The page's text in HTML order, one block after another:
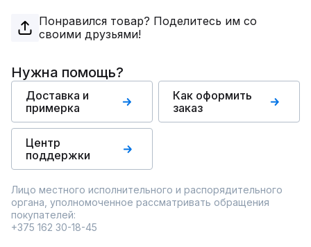
Понравился товар? Поделитесь им со
своими друзьями!
Нужна помощь?
Доставка и
примерка
Как оформить
заказ
Центр
поддержки
Лицо местного исполнительного и распорядительного
органа, уполномоченное рассматривать обращения
покупателей:
+375 162 30-18-45